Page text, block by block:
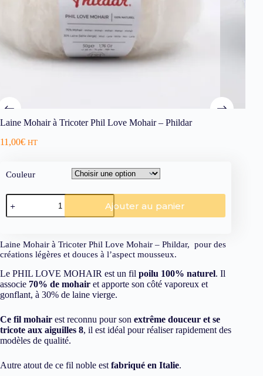
Laine Mohair à Tricoter Phil Love Mohair – Phildar
11,00€ HT
Couleur
Ajouter au panier
Laine Mohair à Tricoter Phil Love Mohair – Phildar, pour des
créations légères et douces à l’aspect mousseux.
Le PHIL LOVE MOHAIR est un fil poilu 100% naturel. Il
associe 70% de mohair et apporte son côté vaporeux et
gonflant, à 30% de laine vierge.
Ce fil mohair est reconnu pour son extrême douceur et se
tricote aux aiguilles 8, il est idéal pour réaliser rapidement des
modèles de qualité.
Autre atout de ce fil noble est fabriqué en Italie.